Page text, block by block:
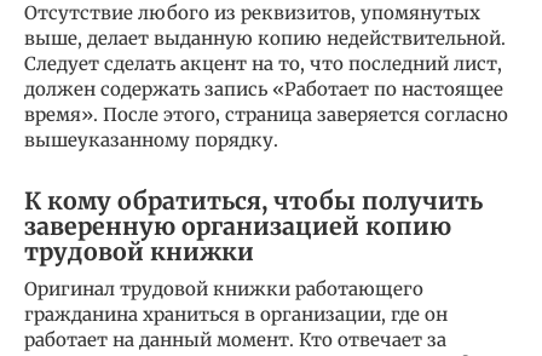
Отсутствие любого из реквизитов, упомянутых
выше, делает выданную копию недействительной.
Следует сделать акцент на то, что последний лист,
должен содержать запись «Работает по настоящее
время». После этого, страница заверяется согласно
вышеуказанному порядку.
К кому обратиться, чтобы получить
заверенную организацией копию
трудовой книжки
Оригинал трудовой книжки работающего
гражданина храниться в организации, где он
работает на данный момент. Кто отвечает за